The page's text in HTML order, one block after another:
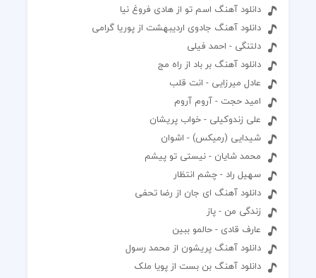
دانلود آهنگ اسم تو از هادی فروغ نیا
دانلود آهنگ جادوی اردیبهشت از پوریا گرامی
دلتنگی - احمد فیلی
دانلود آهنگ بر باد از راه مج
عادل میرزایی - انت قلب
امید حجت - آروم آروم
علی زندوکیلی - خواب پریشان
شیدایی (رمیکس) - اشوان
محمد شایان - نیستی تو پیشم
سهیل راد - چشم انتظار
دانلود آهنگ ای جان از رضا تحفی
زندگی من - پاز
عارف قادی - حالمو ببین
دانلود آهنگ پریشون از محمد رسول
دانلود آهنگ بن بست از پویا ملک